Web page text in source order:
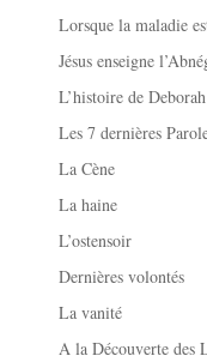
Lorsque la maladie
Jésus enseigne
L’histoire de Deborah
Les 7 dernières
La Cène
La haine
L’ostensoir
Dernières volontés
La vanité
A la Découverte des